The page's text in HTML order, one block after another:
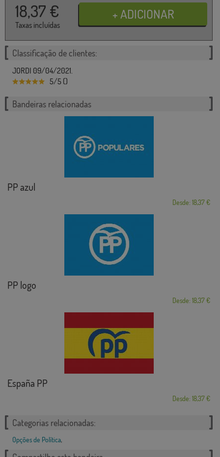
18,37 €
Taxas incluídas
Classificação de clientes:
JORDI 09/04/2021.
5/5 ()
Bandeiras relacionadas
PP azul
Desde: 18,37 €
PP logo
Desde: 18,37 €
España PP
Desde: 18,37 €
Categorias relacionadas:
Opções de Política,